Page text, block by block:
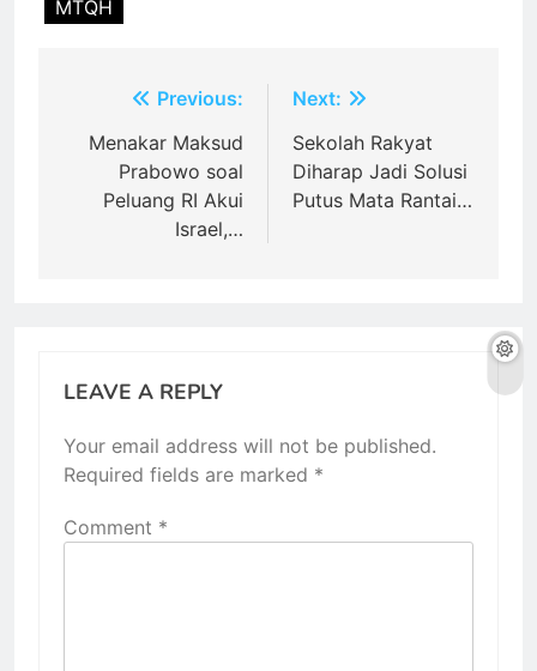
MTQH
navigation
Previous:
Menakar Maksud
Prabowo soal
Peluang RI Akui
Israel,…
Next:
Sekolah Rakyat
Diharap Jadi Solusi
Putus Mata Rantai…
LEAVE A REPLY
Your email address will not be published.
Required fields are marked *
Comment *